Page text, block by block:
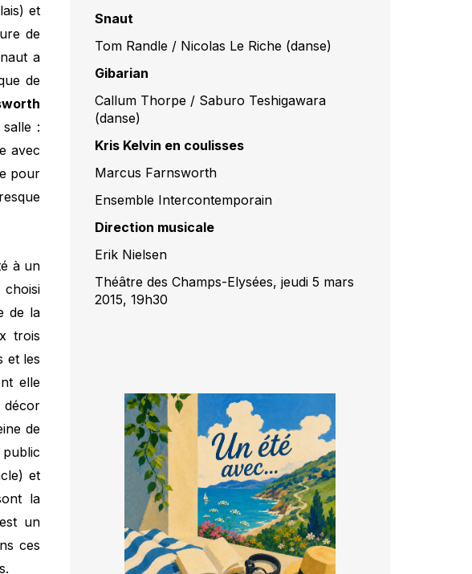
et
de
a
de
:
avec
pour
à un
de la
trois
et les
elle
décor
de
et
la
un
ces
Snaut
Tom Randle / Nicolas Le Riche (danse)
Gibarian
Callum Thorpe / Saburo Teshigawara
(danse)
Kris Kelvin en coulisses
Marcus Farnsworth
Ensemble Intercontemporain
Direction musicale
Erik Nielsen
Théâtre des Champs-Elysées, jeudi 5 mars
2015, 19h30